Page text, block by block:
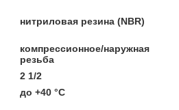
нитриловая резина (NBR)
компрессионное/наружная
резьба
2 1/2
до +40 °C